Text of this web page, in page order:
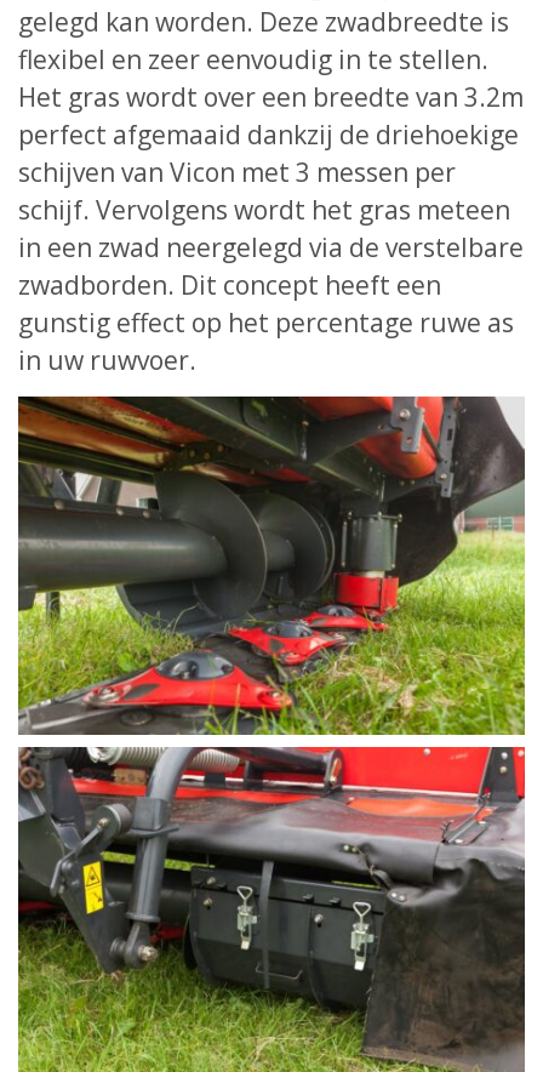
gelegd kan worden. Deze zwadbreedte is
flexibel en zeer eenvoudig in te stellen.
Het gras wordt over een breedte van 3.2m
perfect afgemaaid dankzij de driehoekige
schijven van Vicon met 3 messen per
schijf. Vervolgens wordt het gras meteen
in een zwad neergelegd via de verstelbare
zwadborden. Dit concept heeft een
gunstig effect op het percentage ruwe as
in uw ruwvoer.